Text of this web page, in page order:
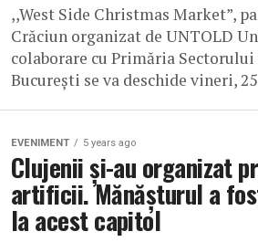
,,West Side Christmas Market”,
Crăciun organizat de UNTOLD
colaborare cu Primăria
București se va deschide vineri,
EVENIMENT 5 years ago
Clujenii și-au organizat
artificii. Mănășturul a
la acest capitol